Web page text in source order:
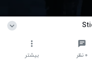
۰ نظر بیشتر